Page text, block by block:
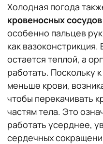
Холодная погода
кровеносных сосудов
особенно пальцев
как
остается теплой, а
работать. Поскольку
меньше крови,
чтобы перекачивать
частям тела. Это
работать усерднее,
сердечных